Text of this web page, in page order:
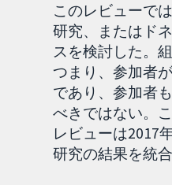
このレビューで
研究、またはド
スを検討した。
つまり、参加者
であり、参加者
べきではない。
レビューは2017
研究の結果を統